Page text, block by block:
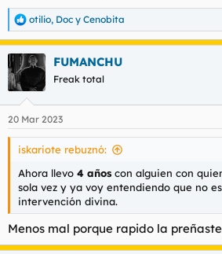
R
e
a
c
i
e
s
otilio, Doc y Cenobita
FUMANCHU
Freak total
20 Mar 2023
iskariote rebuznó:
Ahora llevo 4 años con alguien con
sola vez y ya voy entendiendo que no
intervención divina.
Menos mal porque rapido la